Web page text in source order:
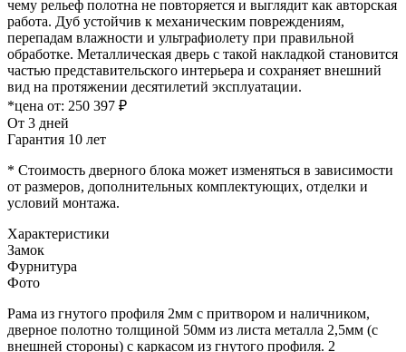
чему рельеф полотна не повторяется и выглядит как авторская
работа. Дуб устойчив к механическим повреждениям,
перепадам влажности и ультрафиолету при правильной
обработке. Металлическая дверь с такой накладкой становится
частью представительского интерьера и сохраняет внешний
вид на протяжении десятилетий эксплуатации.
*цена от: 250 397 ₽
От 3 дней
Гарантия 10 лет
* Стоимость дверного блока может изменяться в зависимости
от размеров, дополнительных комплектующих, отделки и
условий монтажа.
Характеристики
Замок
Фурнитура
Фото
Рама из гнутого профиля 2мм с притвором и наличником,
дверное полотно толщиной 50мм из листа металла 2,5мм (с
внешней стороны) c каркасом из гнутого профиля. 2